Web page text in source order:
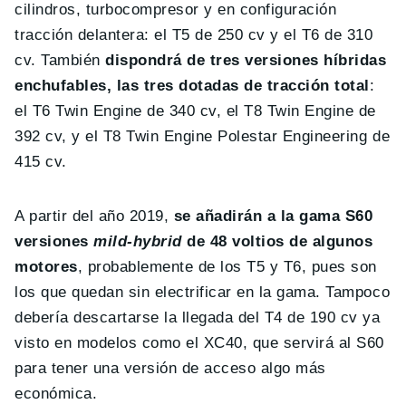
cilindros, turbocompresor y en configuración
tracción delantera: el T5 de 250 cv y el T6 de 310
cv. Tambiéndispondrá de tres versiones híbridas
enchufables, las tres dotadas de tracción total :
el T6 Twin Engine de 340 cv, el T8 Twin Engine de
392 cv, y el T8 Twin Engine Polestar Engineering de
415 cv.
A partir del año 2019, se añadirán a la gama S60
versionesmild-hybridde 48 voltios de algunos
motores, probablemente de los T5 y T6, pues son
los que quedan sin electrificar en la gama. Tampoco
debería descartarse la llegada del T4 de 190 cv ya
visto en modelos como el XC40, que servirá al S60
para tener una versión de acceso algo más
económica.